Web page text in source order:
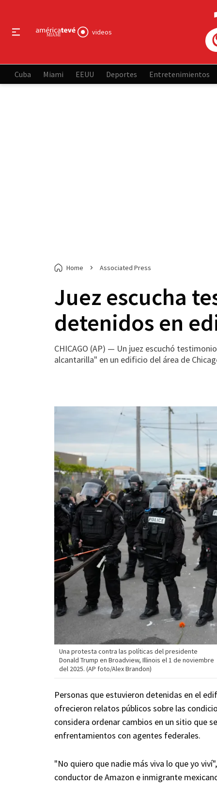
videos
Cuba Miami EEUU Deportes Entretenimientos
Home Associated Press
Juez escucha
detenidos en
CHICAGO (AP) — Un juez escuchó
alcantarilla" en un edificio del área de
Una protesta contra las políticas del presidente
Donald Trump en Broadview, Illinois el 1 de noviembre
del 2025. (AP foto/Alex Brandon)
Personas que estuvieron detenidas en el
ofrecieron relatos públicos sobre las
considera ordenar cambios en un sitio que
enfrentamientos con agentes federales.
"No quiero que nadie más viva lo que yo
conductor de Amazon e inmigrante